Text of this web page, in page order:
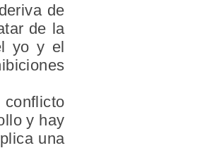
de
de la
yo y el
y hay
una